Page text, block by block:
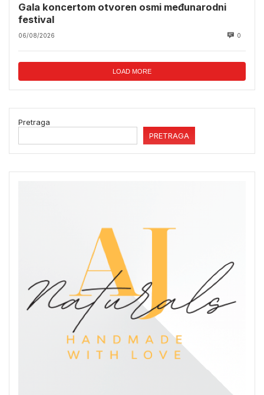
Gala koncertom otvoren osmi međunarodni
festival
06/08/2026 0
LOAD MORE
Pretraga
PRETRAGA